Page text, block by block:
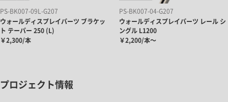
PS-BK007-09L-G207
ウォールディスプレイパーツ ブラケッ
ト テーパー 250 (L)
￥2,300/本
PS-BK007-04-G207
ウォールディスプレイパーツ レール シ
ングル L1200
￥2,200/本～
プロジェクト情報